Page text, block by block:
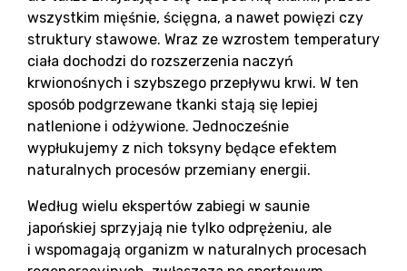
wszystkim mięśnie, ścięgna, a nawet powięzi czy
struktury stawowe. Wraz ze wzrostem temperatury
ciała dochodzi do rozszerzenia naczyń
krwionośnych i szybszego przepływu krwi. W ten
sposób podgrzewane tkanki stają się lepiej
natlenione i odżywione. Jednocześnie
wypłukujemy z nich toksyny będące efektem
naturalnych procesów przemiany energii.
Według wielu ekspertów zabiegi w saunie
japońskiej sprzyjają nie tylko odprężeniu, ale
i wspomagają organizm w naturalnych procesach